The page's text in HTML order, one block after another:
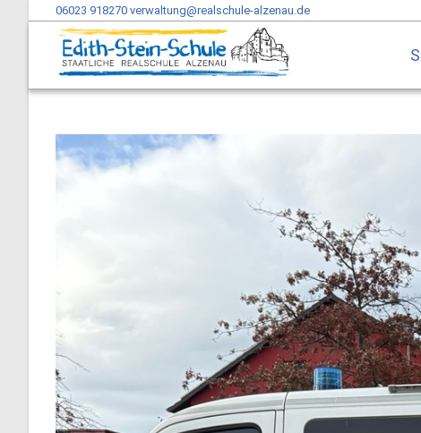
06023 918270 verwaltung@realschule-alzenau.de